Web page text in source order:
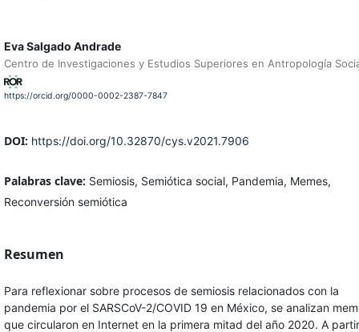
Eva Salgado Andrade
Centro de Investigaciones y Estudios Superiores en Antropología
https://orcid.org/0000-0002-2387-7847
DOI: https://doi.org/10.32870/cys.v2021.7906
Palabras clave: Semiosis, Semiótica social, Pandemia, Memes,
Reconversión semiótica
Resumen
Para reflexionar sobre procesos de semiosis relacionados con la
pandemia por el SARSCoV-2/COVID 19 en México, se analizan
que circularon en Internet en la primera mitad del año 2020. A